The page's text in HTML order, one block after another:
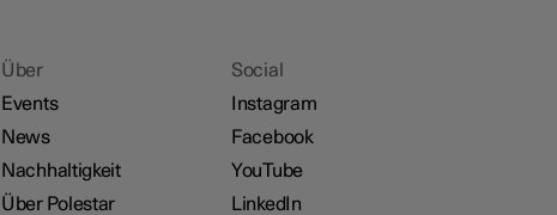
Über
Events
News
Nachhaltigkeit
Über Polestar
Social
Instagram
Facebook
YouTube
LinkedIn